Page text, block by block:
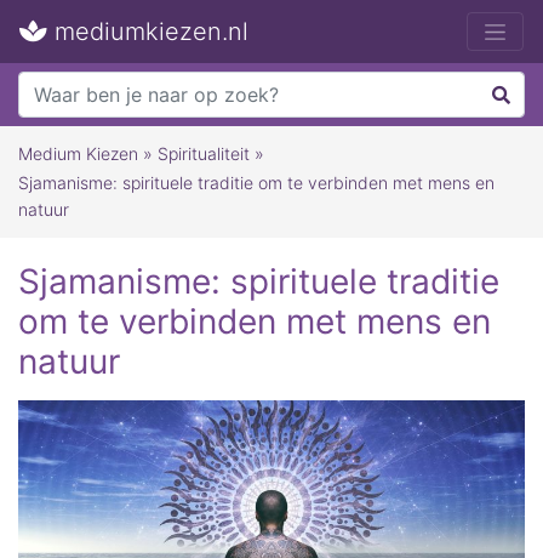
mediumkiezen.nl
Medium Kiezen » Spiritualiteit »
Sjamanisme: spirituele traditie om te verbinden met mens en
natuur
Sjamanisme: spirituele traditie
om te verbinden met mens en
natuur